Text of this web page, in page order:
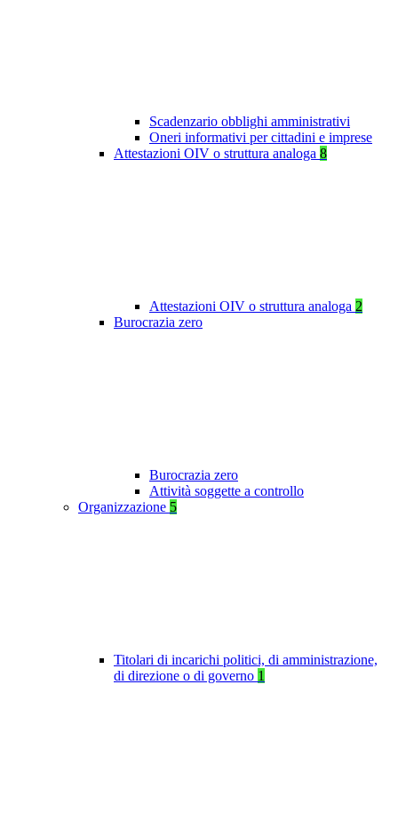
Scadenzario obblighi amministrativi
Oneri informativi per cittadini e imprese
Attestazioni OIV o struttura analoga 8
Attestazioni OIV o struttura analoga 2
Burocrazia zero
Burocrazia zero
Attività soggette a controllo
Organizzazione 5
Titolari di incarichi politici, di amministrazione,
di direzione o di governo 1